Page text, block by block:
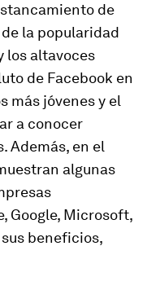
de
la popularidad
los altavoces
de Facebook en
más jóvenes y el
a conocer
Además, en el
algunas
Google, Microsoft,
beneficios,